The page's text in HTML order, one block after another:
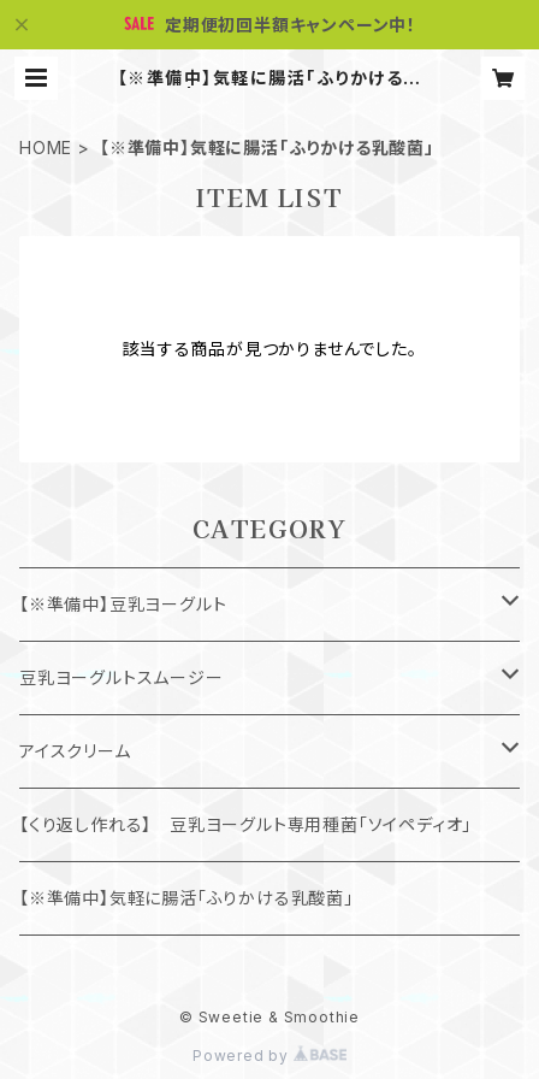
定期便初回半額キャンペーン中！
【※準備中】気軽に腸活「ふりかける乳
HOME 【※準備中】気軽に腸活「ふりかける乳酸菌」
ITEM LIST
該当する商品が見つかりませんでした。
CATEGORY
【※準備中】豆乳ヨーグルト
朝食応援「定期便」
まずはお試し「通常購入」
豆乳ヨーグルトスムージー
ダイエット応援「定期便」
まずはお試し「通常購入」
アイスクリーム
豆乳ヨーグルトアイスクリーム「SOYOGU」
学生考案アイスクリーム
【くり返し作れる】 豆乳ヨーグルト専用種菌「ソイペディオ」
【※準備中】気軽に腸活「ふりかける乳酸菌」
© Sweetie & Smoothie
Powered by